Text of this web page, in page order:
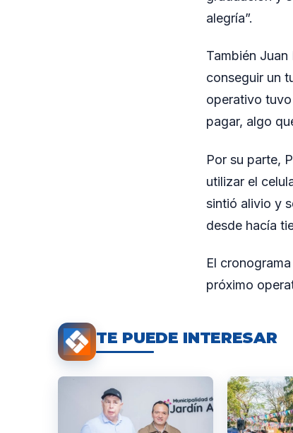
alegría”.
También
conseguir un
operativo
pagar, algo
Por su parte,
utilizar el
sintió alivio y
desde hacía
El
próximo
TE PUEDE INTERESAR